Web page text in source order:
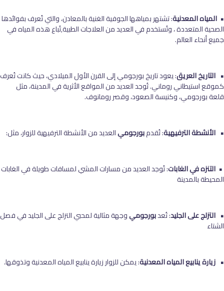
• المياه المعدنية: تشتهر بمياهها الجوفية الغنية بالمعادن، والتي تُعرف بفوائدها
الصحية المتعددة ، وتُستخدم في العديد من العلاجات الطبية,تُباع هذه المياه في
جميع أنحاء العالم.
• التاريخ العريق: يعود تاريخ بورجومي إلى القرن الأول الميلادي، حيث كانت تُعرف
كموقع استيطاني روماني. تُوجد العديد من المواقع الأثرية في المدينة، مثل
قلعة بورجومي، وكنيسة الصعود، وقصر رومانوف.
• الأنشطة الترفيهية: تُقدمبورجوميالعديد من الأنشطة الترفيهية للزوار، مثل:
• التنزه في الغابات: تُوجد العديد من مسارات المشي لمسافات طويلة في الغابات
المحيطة بالمدينة
• التزلج على الجليد: تُعدبورجوميوجهة مثالية لمحبي التزلج على الجليد في فصل
الشتاء
• زيارة ينابيع المياه المعدنية: يمكن للزوار زيارة ينابيع المياه المعدنية وتذوقها.